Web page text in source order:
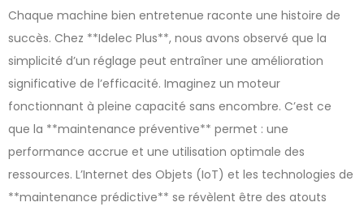
Chaque machine bien entretenue raconte une histoire de
succès. Chez **Idelec Plus**, nous avons observé que la
simplicité d’un réglage peut entraîner une amélioration
significative de l’efficacité. Imaginez un moteur
fonctionnant à pleine capacité sans encombre. C’est ce
que la **maintenance préventive** permet : une
performance accrue et une utilisation optimale des
ressources. L’Internet des Objets (IoT) et les technologies de
**maintenance prédictive** se révèlent être des atouts